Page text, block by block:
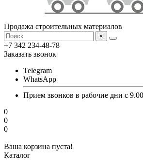
Продажа строительных материалов
×
+7 342 234-48-78
Заказать звонок
Telegram
WhatsApp
Прием звонков в рабочие дни с
0
0
0
Ваша корзина пуста!
Каталог